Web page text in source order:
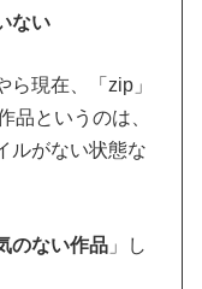
ない
現在、「zip」
品というのは、
ルがない状態な
のない作品 」し